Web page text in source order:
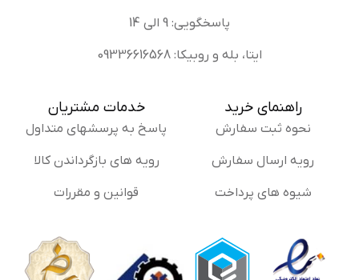
پاسخگویی: 9 الی 14
ایتا، بله و روبیکا: 09336616568
راهنمای خرید
نحوه ثبت سفارش
رویه ارسال سفارش
شیوه های پرداخت
خدمات مشتریان
پاسخ به پرسشهای متداول
رویه های بازگرداندن کالا
قوانین و مقررات